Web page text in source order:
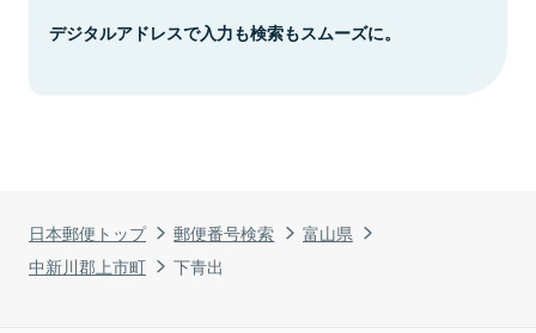
日本郵便トップ 郵便番号検索
富山県
中新川郡上市町
下青出
デジタルアドレスで入力も検索もスムーズに。